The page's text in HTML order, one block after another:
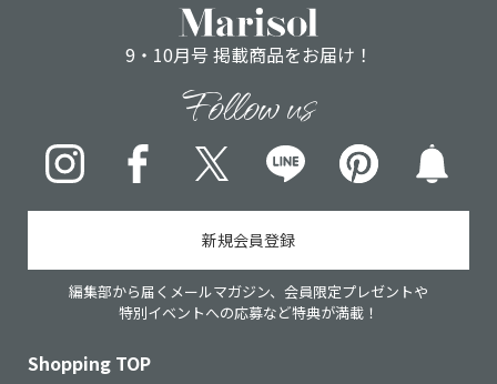
9・10月号 掲載商品をお届け！
Follow us
InstagramFacebookX LINE pinterest
新規会員登録
編集部から届くメールマガジン、会員限定プレゼントや
特別イベントへの応募など特典が満載！
Shopping TOP